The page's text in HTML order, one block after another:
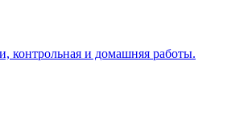
контрольная и домашняя работы.